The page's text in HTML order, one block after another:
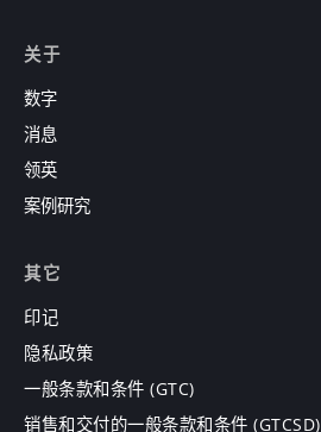
关于
数字
消息
领英
案例研究
其它
印记
隐私政策
一般条款和条件 (GTC)
销售和交付的一般条款和条件 (GTCSD)